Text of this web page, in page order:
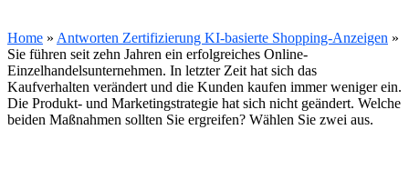
Home » Antworten Zertifizierung KI-basierte Shopping-Anzeigen »
Sie führen seit zehn Jahren ein erfolgreiches Online-
Einzelhandelsunternehmen. In letzter Zeit hat sich das
Kaufverhalten verändert und die Kunden kaufen immer weniger ein.
Die Produkt- und Marketingstrategie hat sich nicht geändert. Welche
beiden Maßnahmen sollten Sie ergreifen? Wählen Sie zwei aus.